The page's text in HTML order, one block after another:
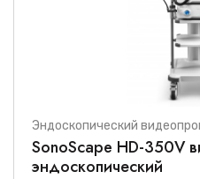
Эндоскопический
SonoScape HD-350V
эндоскопический